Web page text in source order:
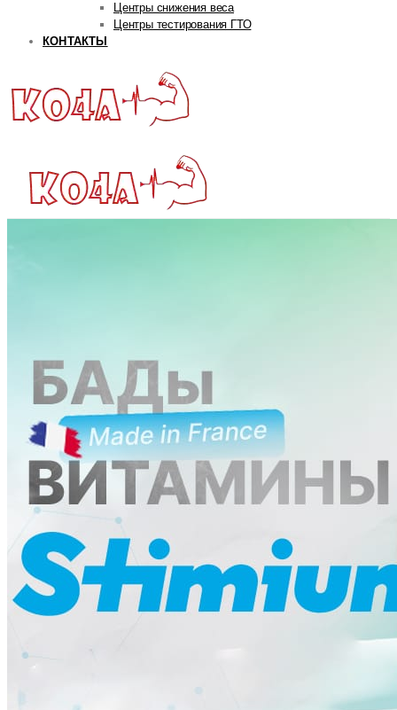
Центры снижения веса
Центры тестирования ГТО
КОНТАКТЫ
Интервью
Ликбез
Методика
Мнение
Опыт чемпионов
Сила
Хочу все знать
Питание
Справочник
Фитнес клубы
Плавательные бассейны
Центры снижения веса
Центры тестирования ГТО
КОНТАКТЫ